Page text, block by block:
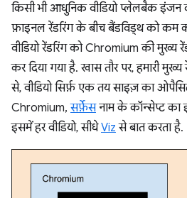
किसी भी आधुनिक वीडियो प्लेलबैक
फ़ाइनल रेंडरिंग के बीच बैंडविड्थ को कम
वीडियो रेंडरिंग को Chromium की मुख्य
कर दिया गया है. खास तौर पर, हमारी
से, वीडियो सिर्फ़ एक तय साइज़ का
Chromium,सर्फ़ेसनाम के कॉन्सेप्ट का
इसमें हर वीडियो, सीधेViz से बात करता है.